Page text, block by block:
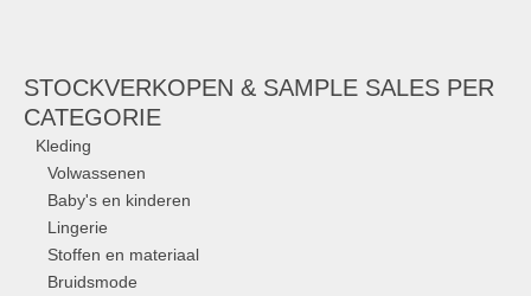
STOCKVERKOPEN & SAMPLE SALES PER
CATEGORIE
Kleding
Volwassenen
Baby's en kinderen
Lingerie
Stoffen en materiaal
Bruidsmode